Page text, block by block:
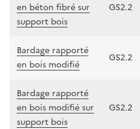
en béton fibré sur
support bois
GS2.2
Bardage rapporté
en bois modifié
GS2.2
Bardage rapporté
en bois modifié sur
support bois
GS2.2